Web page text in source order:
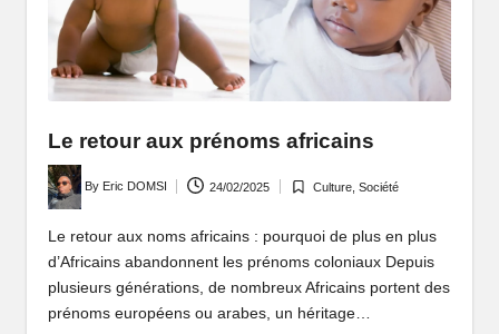
ai
d
Le retour aux prénoms africains
Posted
by
By Eric DOMSI 24/02/2025
Posted
Culture, Société
Le retour aux noms africains : pourquoi de plus en plus
d’Africains abandonnent les prénoms coloniaux Depuis
plusieurs générations, de nombreux Africains portent des
prénoms européens ou arabes, un héritage…